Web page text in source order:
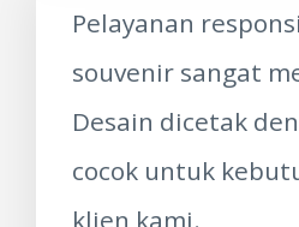
Pelayanan
souvenir sangat
Desain dicetak
cocok untuk
klien kami.